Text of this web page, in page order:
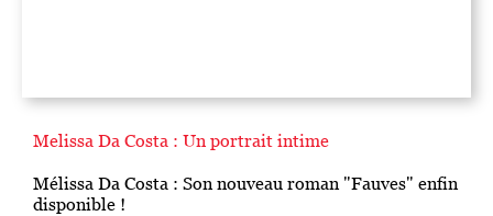
Melissa Da Costa : Un portrait intime
Mélissa Da Costa : Son nouveau roman "Fauves" enfin
disponible !